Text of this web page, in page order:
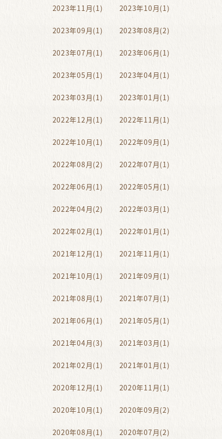
2023年11月(1) 2023年10月(1)
2023年09月(1) 2023年08月(2)
2023年07月(1) 2023年06月(1)
2023年05月(1) 2023年04月(1)
2023年03月(1) 2023年01月(1)
2022年12月(1) 2022年11月(1)
2022年10月(1) 2022年09月(1)
2022年08月(2) 2022年07月(1)
2022年06月(1) 2022年05月(1)
2022年04月(2) 2022年03月(1)
2022年02月(1) 2022年01月(1)
2021年12月(1) 2021年11月(1)
2021年10月(1) 2021年09月(1)
2021年08月(1) 2021年07月(1)
2021年06月(1) 2021年05月(1)
2021年04月(3) 2021年03月(1)
2021年02月(1) 2021年01月(1)
2020年12月(1) 2020年11月(1)
2020年10月(1) 2020年09月(2)
2020年08月(1) 2020年07月(2)